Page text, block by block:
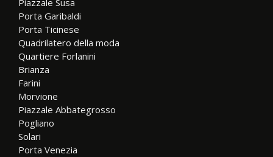
Piazzale Susa
Porta Garibaldi
Porta Ticinese
Quadrilatero della moda
Quartiere Forlanini
Brianza
Farini
Morvione
Piazzale Abbategrosso
Pogliano
Solari
Porta Venezia